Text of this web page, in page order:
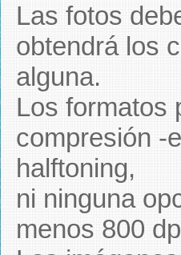
Las fotos
obtendrá los
alguna.
Los formatos
compresión -
halftoning,
ni ninguna
menos 800